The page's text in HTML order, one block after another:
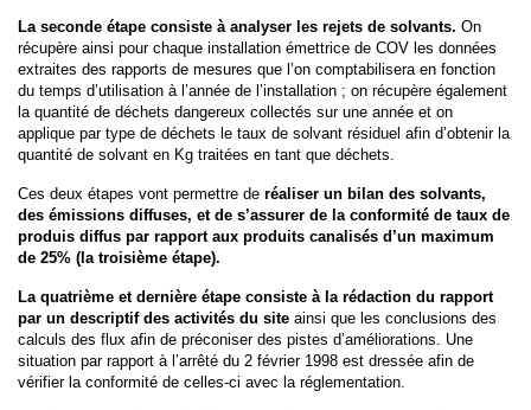
La seconde étape consiste à analyser les rejets de solvants. On
récupère ainsi pour chaque installation émettrice de COV les données
extraites des rapports de mesures que l’on comptabilisera en fonction
du temps d’utilisation à l’année de l’installation ; on récupère également
la quantité de déchets dangereux collectés sur une année et on
applique par type de déchets le taux de solvant résiduel afin d’obtenir la
quantité de solvant en Kg traitées en tant que déchets.
Ces deux étapes vont permettre de réaliser un bilan des solvants,
des émissions diffuses, et de s’assurer de la conformité de taux de
produis diffus par rapport aux produits canalisés d’un maximum
de 25% (la troisième étape).
La quatrième et dernière étape consiste à la rédaction du rapport
par un descriptif des activités du site ainsi que les conclusions des
calculs des flux afin de préconiser des pistes d’améliorations. Une
situation par rapport à l’arrêté du 2 février 1998 est dressée afin de
vérifier la conformité de celles-ci avec la réglementation.